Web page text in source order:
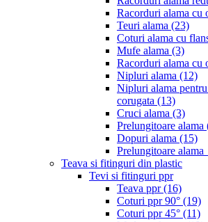
Racorduri alama cu
Teuri alama (23)
Coturi alama cu
Mufe alama (3)
Racorduri alama cu
Nipluri alama (12)
Nipluri alama
corugata (13)
Cruci alama (3)
Prelungitoare alama
Dopuri alama (15)
Prelungitoare
Teava si fitinguri din plastic
Tevi si fitinguri ppr
Teava ppr(16)
Coturi ppr 90° (19)
Coturi ppr 45° (11)